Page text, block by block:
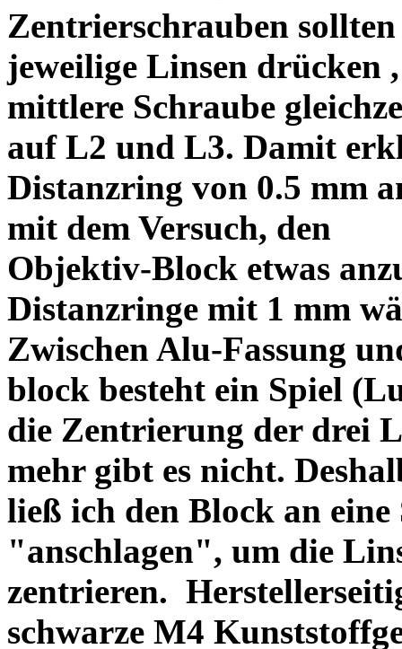
Zentrierschrauben
jeweilige Linsen drücken
mittlere Schraube
auf L2 und L3. Damit
Distanzring von 0.5 mm
mit dem Versuch, den
Objektiv-Block etwas
Distanzringe mit 1 mm
Zwischen Alu-Fassung
block besteht ein Spiel
die Zentrierung der drei
mehr gibt es nicht.
ließ ich den Block an eine
"anschlagen", um die
zentrieren.
schwarze M4